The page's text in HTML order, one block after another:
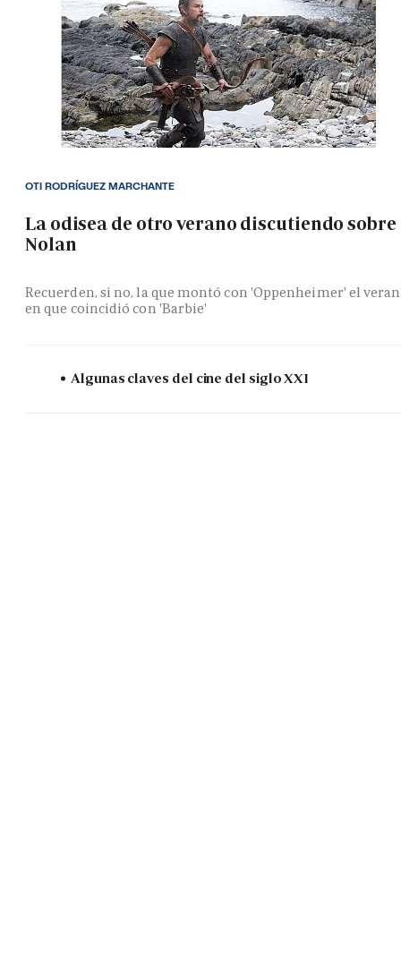
La odisea de otro verano discutiendo sobre
Nolan
Recuerden, si no, la que montó con 'Oppenheimer' el
en que coincidió con 'Barbie'
OTI RODRÍGUEZ MARCHANTE
Algunas claves del cine del siglo XXI